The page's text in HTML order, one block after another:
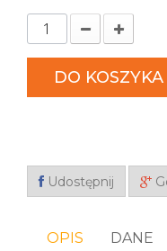
DO KOSZYKA
Udostępnij
OPIS DANE